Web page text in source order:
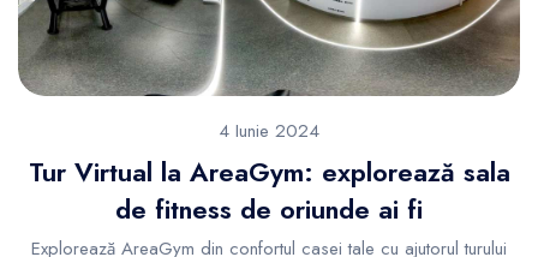
4 Iunie 2024
Tur Virtual la AreaGym: explorează sala
de fitness de oriunde ai fi
Explorează AreaGym din confortul casei tale cu ajutorul turului